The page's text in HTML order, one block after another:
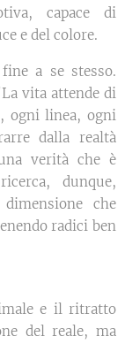
capace di
e del colore.
a se stesso.
vita attende di
ogni linea, ogni
dalla realtà
verità che è
dunque,
che
radici ben
e il ritratto
del reale, ma